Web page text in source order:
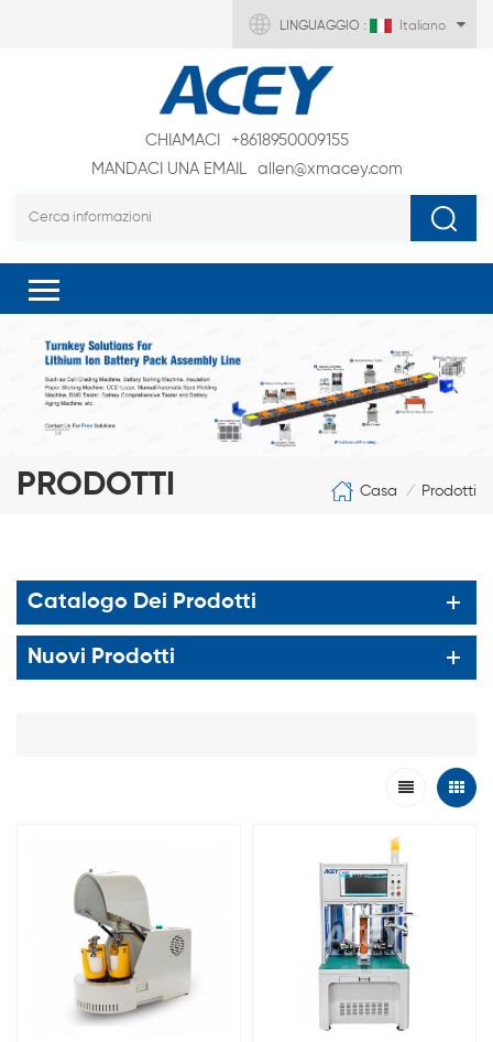
LINGUAGGIO : Italiano
CHIAMACI
+8618950009155
MANDACI UNA EMAIL
allen@xmacey.com
PRODOTTI Casa / Prodotti
Catalogo Dei Prodotti
Nuovi Prodotti